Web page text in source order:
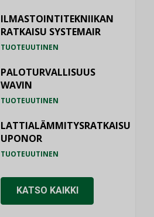
ILMASTOINTITEKNIIKAN
RATKAISU SYSTEMAIR
TUOTEUUTINEN
PALOTURVALLISUUS
WAVIN
TUOTEUUTINEN
LATTIALÄMMITYSRATKAISU
UPONOR
TUOTEUUTINEN
KATSO KAIKKI